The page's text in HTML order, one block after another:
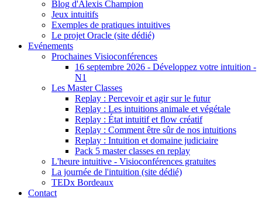
Blog d'Alexis Champion
Jeux intuitifs
Exemples de pratiques intuitives
Le projet Oracle (site dédié)
Evénements
Prochaines Visioconférences
16 septembre 2026 - Développez votre intuition -
N1
Les Master Classes
Replay : Percevoir et agir sur le futur
Replay : Les intuitions animale et végétale
Replay : État intuitif et flow créatif
Replay : Comment être sûr de nos intuitions
Replay : Intuition et domaine judiciaire
Pack 5 master classes en replay
L'heure intuitive - Visioconférences gratuites
La journée de l'intuition (site dédié)
TEDx Bordeaux
Contact